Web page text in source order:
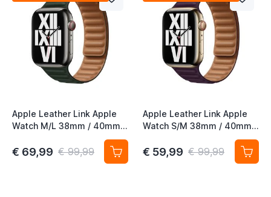
Apple Leather Link Apple
Watch M/L 38mm / 40mm /
41mm / 42mm Sequoia
Green
€ 69,99 € 99,99
Apple Leather Link Apple
Watch S/M 38mm / 40mm /
41mm / 42mm Dark Cherry
€ 59,99 € 99,99